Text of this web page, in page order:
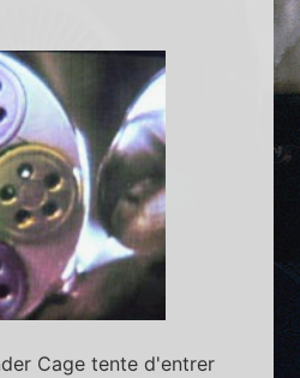
Cage tente d'entrer